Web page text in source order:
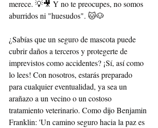
merece. 💡🎥 Y no te preocupes, no somos
aburridos ni "huesudos". 🐱🐶
¿Sabías que un seguro de mascota puede
cubrir daños a terceros y protegerte de
imprevistos como accidentes? ¡Sí, así como
lo lees! Con nosotros, estarás preparado
para cualquier eventualidad, ya sea un
arañazo a un vecino o un costoso
tratamiento veterinario. Como dijo Benjamin
Franklin: 'Un camino seguro hacia la paz es